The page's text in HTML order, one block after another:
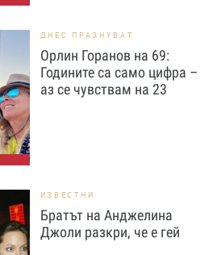
ДНЕС ПРАЗНУВАТ
Орлин Горанов на 69:
Годините са само цифра –
аз се чувствам на 23
ИЗВЕСТНИ
Братът на Анджелина
Джоли разкри, че е гей